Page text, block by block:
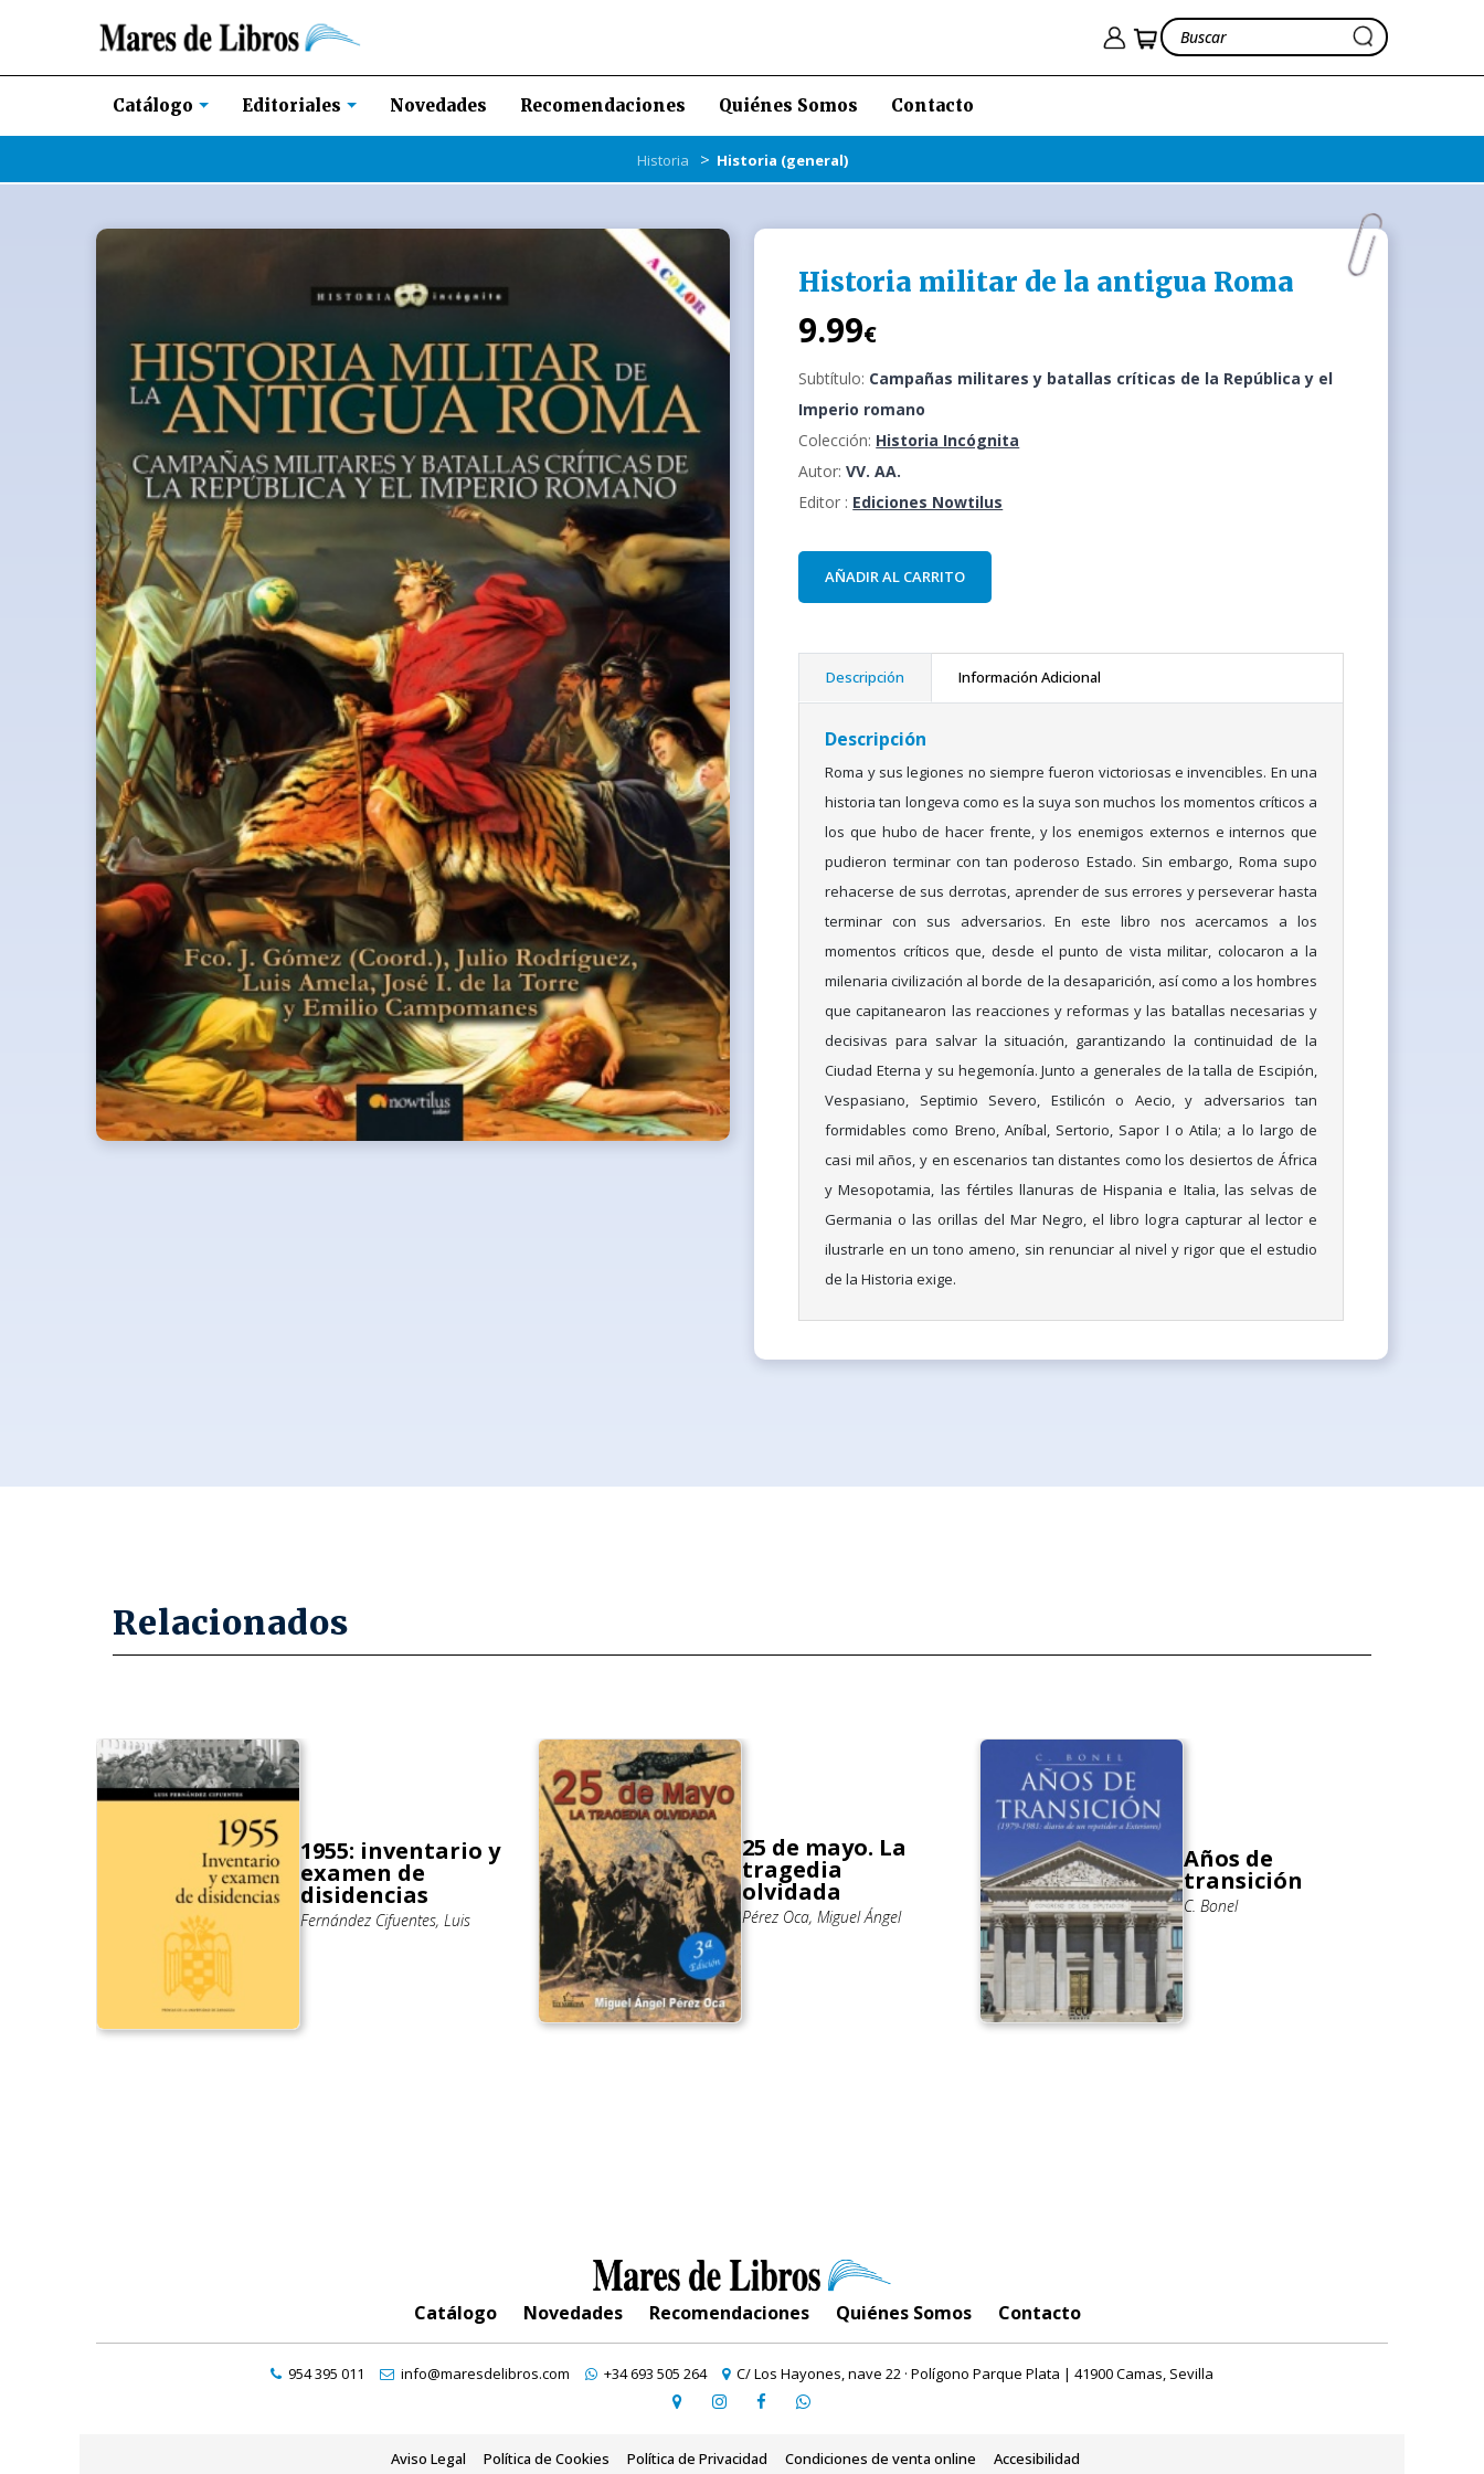
Catálogo Editoriales Novedades Recomendaciones Quiénes Somos Contacto
Historia > Historia (general)
Historia militar de la antigua Roma
9.99€
Subtítulo: Campañas militares y batallas críticas de la República y el
Imperio romano
Colección: Historia Incógnita
Autor:VV. AA.
Editor : Ediciones Nowtilus
AÑADIR AL CARRITO
Descripción Información Adicional
Descripción
Roma y sus legiones no siempre fueron victoriosas e invencibles. En una
historia tan longeva como es la suya son muchos los momentos críticos a
los que hubo de hacer frente, y los enemigos externos e internos que
pudieron terminar con tan poderoso Estado. Sin embargo, Roma supo
rehacerse de sus derrotas, aprender de sus errores y perseverar hasta
terminar con sus adversarios. En este libro nos acercamos a los
momentos críticos que, desde el punto de vista militar, colocaron a la
milenaria civilización al borde de la desaparición, así como a los hombres
que capitanearon las reacciones y reformas y las batallas necesarias y
decisivas para salvar la situación, garantizando la continuidad de la
Ciudad Eterna y su hegemonía. Junto a generales de la talla de Escipión,
Vespasiano, Septimio Severo, Estilicón o Aecio, y adversarios tan
formidables como Breno, Aníbal, Sertorio, Sapor I o Atila; a lo largo de
casi mil años, y en escenarios tan distantes como los desiertos de África
y Mesopotamia, las fértiles llanuras de Hispania e Italia, las selvas de
Germania o las orillas del Mar Negro, el libro logra capturar al lector e
ilustrarle en un tono ameno, sin renunciar al nivel y rigor que el estudio
de la Historia exige.
Relacionados
1955: inventario y
examen de
disidencias
Fernández Cifuentes, Luis
25 de mayo. La
tragedia
olvidada
Pérez Oca, Miguel Ángel
Años de
transición
C. Bonel
Catálogo Novedades Recomendaciones Quiénes Somos Contacto
954 395 011 info@maresdelibros.com +34 693 505 264 C/ Los Hayones, nave 22 · Polígono Parque Plata | 41900 Camas, Sevilla
Aviso Legal Política de Cookies Política de Privacidad Condiciones de venta online Accesibilidad